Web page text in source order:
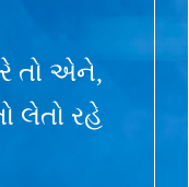
તો એને,
લેતો રહે